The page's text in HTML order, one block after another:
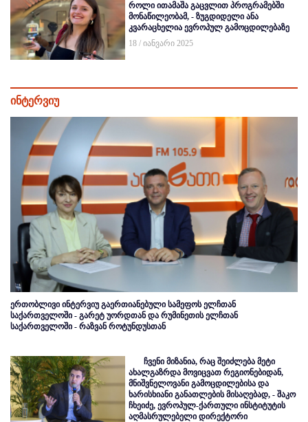
როლი ითამაშა გაცვლით პროგრამებში
მონაწილეობამ, - ზუგდიდელი ანა
კვარაცხელია ევროპულ გამოცდილებაზე
18 / იანვარი 2025
ინტერვიუ
ერთობლივი ინტერვიუ გაერთიანებული სამეფოს ელჩთან
საქართველოში - გარეტ უორდთან და რუმინეთის ელჩთან
საქართველოში - რაზვან როტუნდუსთან
ჩვენი მიზანია, რაც შეიძლება მეტი
ახალგაზრდა მოვიცვათ რეგიონებიდან,
მნიშვნელოვანი გამოცდილებისა და
ხარისხიანი განათლების მისაღებად, - შაკო
ჩხეიძე, ევროპულ-ქართული ინსტიტუტის
აღმასრულებელი დირექტორი